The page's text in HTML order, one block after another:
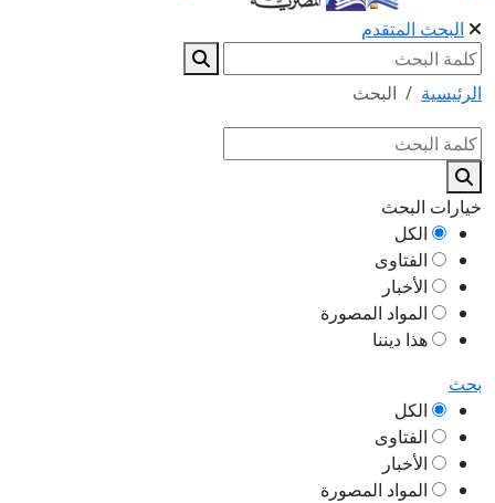
البحث المتقدم
الرئيسية البحث
خيارات البحث
الكل
الفتاوى
الأخبار
المواد المصورة
هذا ديننا
بحث
الكل
الفتاوى
الأخبار
المواد المصورة